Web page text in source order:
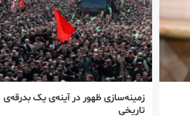
زمینه‌سازی ظهور در آینه‌ی یک بدرقه‌ی
تاریخی